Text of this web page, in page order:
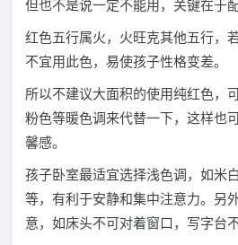
但也不是说一定不能用，关键在于配
红色五行属火，火旺克其他五行，
不宜用此色，易使孩子性格变差。
所以不建议大面积的使用纯红色，
粉色等暖色调来代替一下，这样也
馨感。
孩子卧室最适宜选择浅色调，如米
等，有利于安静和集中注意力。另
意，如床头不可对着窗口，写字台